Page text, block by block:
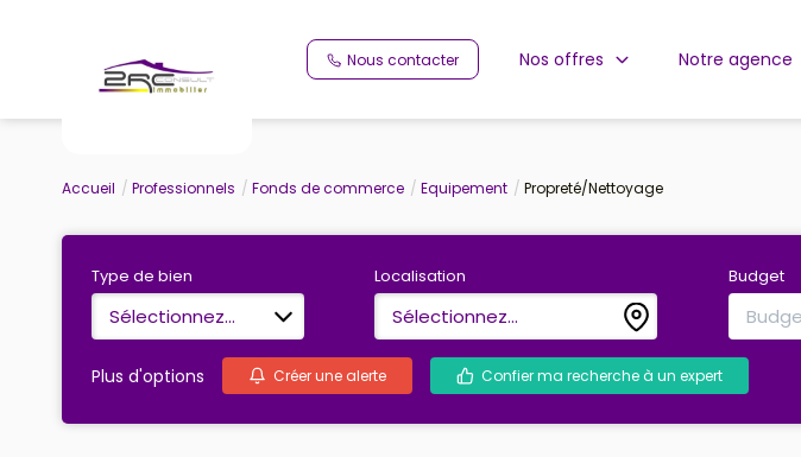
Nous contacter Nos offres Notre agence
Accueil Professionnels Fonds de commerce Equipement Propreté/Nettoyage
Type de bien
Sélectionnez...
Localisation
Sélectionnez...
Budget
Plus d'options Créer une alerte Confier ma recherche à un expert